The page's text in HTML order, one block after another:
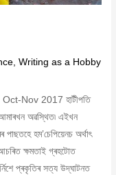
,Writing as a Hobby
Nov 2017 হাটীপতি
অৱস্থিত৷ এইখন
হম’চেপিয়েনচ অৰ্থাৎ
আচৰিত ক্ষমতাই গ্ৰহটোত
প্ৰকৃতিৰ সত্য উদ্‌ঘাটনত